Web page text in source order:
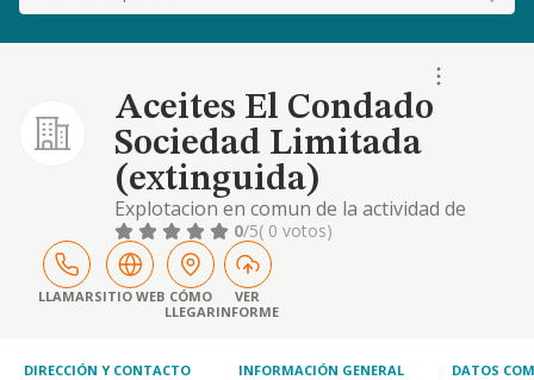
Aceites El Condado
Sociedad Limitada
(extinguida)
Explotacion en comun de la actividad de
produccion, industrializacion y
comercializacion de toda clase de productos
agricolas y ganaderos en especial de aceites
y sus derivados.
0/5( 0 votos)
LLAMARSITIO WEB CÓMO
LLEGAR
VER
INFORME
DIRECCIÓN Y CONTACTO INFORMACIÓN GENERAL DATOS